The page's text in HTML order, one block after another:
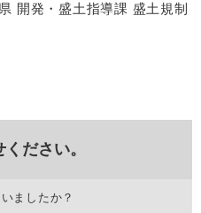
発・盛土指導課 盛土規制
ださい。
ましたか？